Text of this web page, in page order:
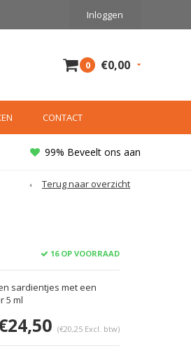
Inloggen
0 €0,00
CONTACT
99% Beveelt ons aan
Terug naar overzicht
16 OP VOORRAAD
sardientjes met een
5 ml
(€20,25 Excl. btw)